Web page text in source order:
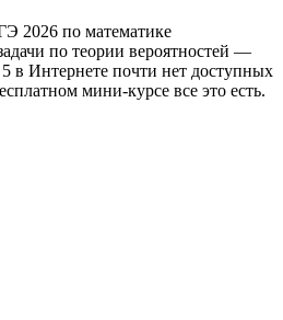
2026 по математике
по теории вероятностей —
Интернете почти нет доступных
мини-курсе все это есть.